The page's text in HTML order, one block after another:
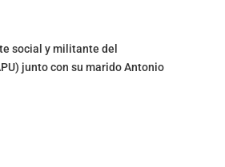
social y militante del
junto con su marido Antonio